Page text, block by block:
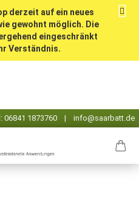
derzeit auf ein neues
gewohnt möglich. Die
eingeschränkt
Verständnis.